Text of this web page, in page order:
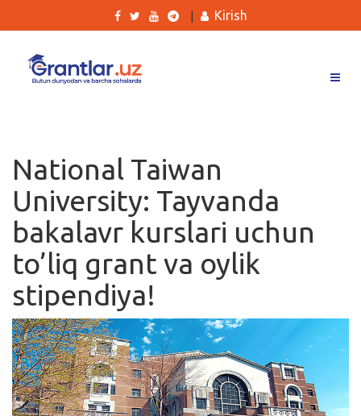
Ishlar
Kurslar
Blog
Yana
Qidirish
Kirish
Kirish
National Taiwan
University: Tayvanda
bakalavr kurslari uchun
to’liq grant va oylik
stipendiya!